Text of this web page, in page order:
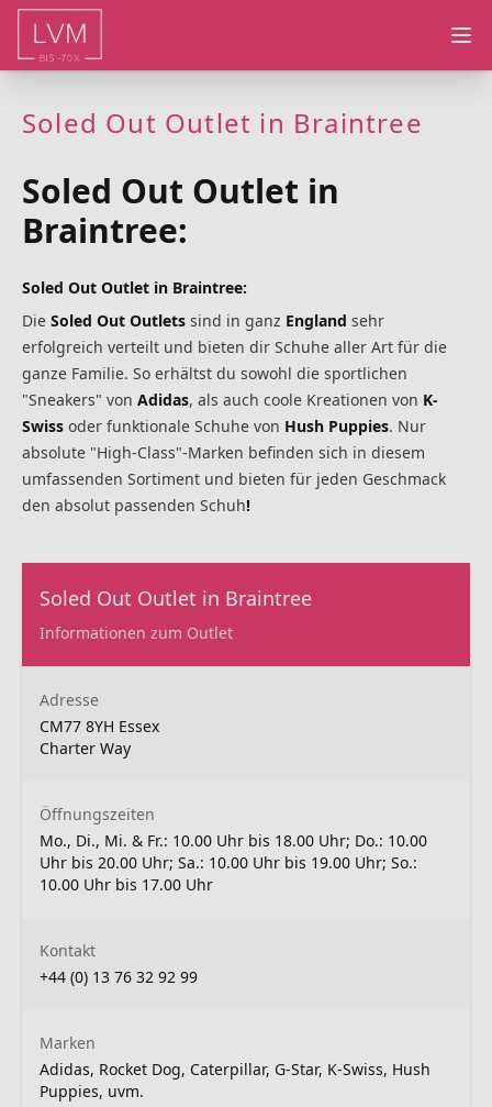
Soled Out Outlet in Braintree
Soled Out Outlet in
Braintree:
Soled Out Outlet in Braintree:
Die Soled Out Outlets sind in ganz England sehr
erfolgreich verteilt und bieten dir Schuhe aller Art für die
ganze Familie. So erhältst du sowohl die sportlichen
"Sneakers" von Adidas, als auch coole Kreationen von K-
Swiss oder funktionale Schuhe von Hush Puppies. Nur
absolute "High-Class"-Marken befinden sich in diesem
umfassenden Sortiment und bieten für jeden Geschmack
den absolut passenden Schuh!
Soled Out Outlet in Braintree
Informationen zum Outlet
Adresse
CM77 8YH Essex
Charter Way
Öffnungszeiten
Mo., Di., Mi. & Fr.: 10.00 Uhr bis 18.00 Uhr; Do.: 10.00
Uhr bis 20.00 Uhr; Sa.: 10.00 Uhr bis 19.00 Uhr; So.:
10.00 Uhr bis 17.00 Uhr
Kontakt
+44 (0) 13 76 32 92 99
Marken
Adidas, Rocket Dog, Caterpillar, G-Star, K-Swiss, Hush
Puppies, uvm.